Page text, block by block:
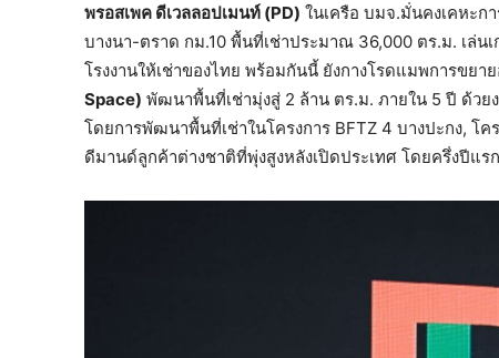
พรอสเพค ดีเวลลอปเมนท์ (PD) ในเครือ บมจ.มั่นคงเคหะก
บางนา-ตราด กม.10 พื้นที่เช่าประมาณ 36,000 ตร.ม. เล่
โรงงานให้เช่าของไทย พร้อมกันนี้ ยังกางโรดแมพการขย
Space) พัฒนาพื้นที่เช่ามุ่งสู่ 2 ล้าน ตร.ม. ภายใน 5 ปี ด้วย
โดยการพัฒนาพื้นที่เช่าในโครงการ BFTZ 4 บางปะกง, โ
ดีมานด์ลูกค้าต่างชาติที่พุ่งสูงหลังเปิดประเทศ โดยครึ่งปีแ